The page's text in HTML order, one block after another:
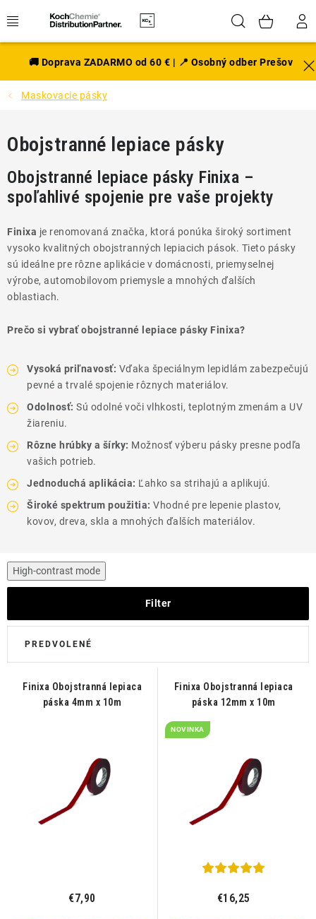
na
Hľadať
EXTERIÉR
DISKY A PNEU
PRÍSLUŠENSTVO
VÔNE DO AUTA
VÝHODNÉ SADY
NOVINKY V SORTIMENTE
ČISTENIE A ÚDRŽBA LODÍ
ZNAČKY
info@kcshop.sk
+421 918 725 111
🚚 Doprava ZADARMO od 60 € | 📍 Osobný odber Prešov
Maskovacie pásky
Obojstranné lepiace pásky
Obojstranné lepiace pásky Finixa –
spoľahlivé spojenie pre vaše projekty
Finixa je renomovaná značka, ktorá ponúka široký sortiment
vysoko kvalitných obojstranných lepiacich pások. Tieto pásky
sú ideálne pre rôzne aplikácie v domácnosti, priemyselnej
výrobe, automobilovom priemysle a mnohých ďalších
oblastiach.
Prečo si vybrať obojstranné lepiace pásky Finixa?
Vysoká priľnavosť: Vďaka špeciálnym lepidlám zabezpečujú
pevné a trvalé spojenie rôznych materiálov.
Odolnosť: Sú odolné voči vlhkosti, teplotným zmenám a UV
žiareniu.
Rôzne hrúbky a šírky: Možnosť výberu pásky presne podľa
vašich potrieb.
Jednoduchá aplikácia: Ľahko sa strihajú a aplikujú.
Široké spektrum použitia: Vhodné pre lepenie plastov,
kovov, dreva, skla a mnohých ďalších materiálov.
High-contrast mode
Filter
Finixa Obojstranná lepiaca
páska 4mm x 10m
€7,90
Finixa Obojstranná lepiaca
páska 12mm x 10m
NOVINKA
€16,25